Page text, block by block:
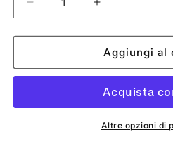
Diminuisci
quantità
per
STENCIL+REMOVER
Aumenta
quantità
per
PROTON
Aggiungi al
Altre opzioni di